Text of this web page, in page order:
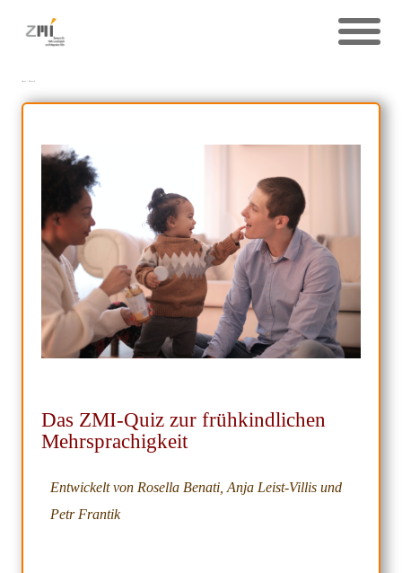
Das ZMI-Quiz zur frühkindlichen
Mehrsprachigkeit
Entwickelt von Rosella Benati, Anja Leist-Villis und
Petr Frantik